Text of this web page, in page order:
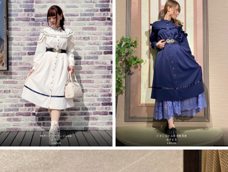
神戸ハーバーランドumie
よっしー
162cm
イオンモール名古屋茶屋
あずまる
161cm